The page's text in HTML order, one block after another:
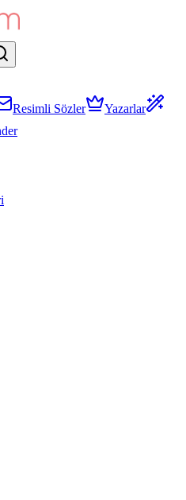
Resimli Sözler
Yazarlar